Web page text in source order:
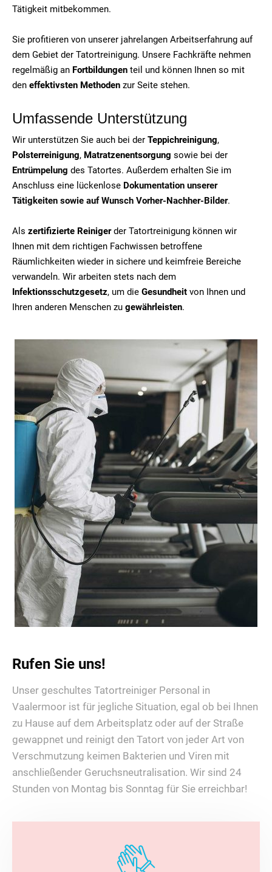
Tätigkeit mitbekommen.
Sie profitieren von unserer jahrelangen Arbeitserfahrung auf
dem Gebiet der Tatortreinigung. Unsere Fachkräfte nehmen
regelmäßig an Fortbildungen teil und können Ihnen so mit
den effektivsten Methoden zur Seite stehen.
Umfassende Unterstützung
Wir unterstützen Sie auch bei der Teppichreinigung,
Polsterreinigung, Matratzenentsorgung sowie bei der
Entrümpelung des Tatortes. Außerdem erhalten Sie im
Anschluss eine lückenlose Dokumentation unserer
Tätigkeiten sowie auf Wunsch Vorher-Nachher-Bilder.
Als zertifizierte Reinigerder Tatortreinigung können wir
Ihnen mit dem richtigen Fachwissen betroffene
Räumlichkeiten wieder in sichere und keimfreie Bereiche
verwandeln. Wir arbeiten stets nach dem
Infektionsschutzgesetz, um die Gesundheit von Ihnen und
Ihren anderen Menschen zu gewährleisten.
Rufen Sie uns!
Unser geschultes Tatortreiniger Personal in
Vaalermoor ist für jegliche Situation, egal ob bei Ihnen
zu Hause auf dem Arbeitsplatz oder auf der Straße
gewappnet und reinigt den Tatort von jeder Art von
Verschmutzung keimen Bakterien und Viren mit
anschließender Geruchsneutralisation. Wir sind 24
Stunden von Montag bis Sonntag für Sie erreichbar!